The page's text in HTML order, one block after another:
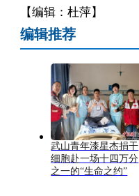
【编辑：杜萍】
编辑推荐
武山青年漆星杰捐干
细胞赴一场十四万分
之一的“生命之约”